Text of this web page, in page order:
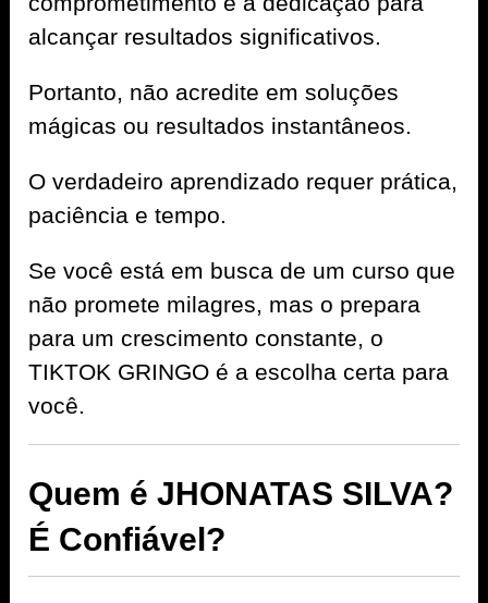
alcançar resultados significativos.
Portanto, não acredite em soluções
mágicas ou resultados instantâneos.
O verdadeiro aprendizado requer prática,
paciência e tempo.
Se você está em busca de um curso que
não promete milagres, mas o prepara
para um crescimento constante, o
TIKTOK GRINGO é a escolha certa para
você.
Quem é JHONATAS SILVA?
É Confiável?